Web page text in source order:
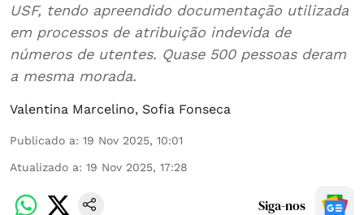
USF, tendo apreendido documentação utilizada
em processos de atribuição indevida de
números de utentes. Quase 500 pessoas deram
a mesma morada.
Valentina Marcelino, Sofia Fonseca
Publicado a: 19 Nov 2025, 10:01
Atualizado a: 19 Nov 2025, 17:28
Siga-nos